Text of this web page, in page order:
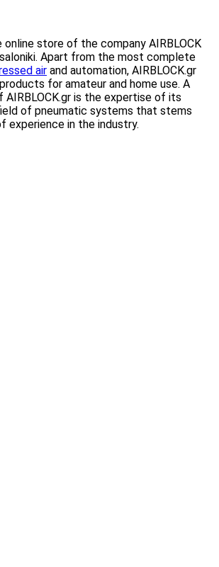
online store of the company AIRBLOCK
Apart from the most complete
air and automation, AIRBLOCK.gr
for amateur and home use. A
AIRBLOCK.gr is the expertise of its
of pneumatic systems that stems
experience in the industry.